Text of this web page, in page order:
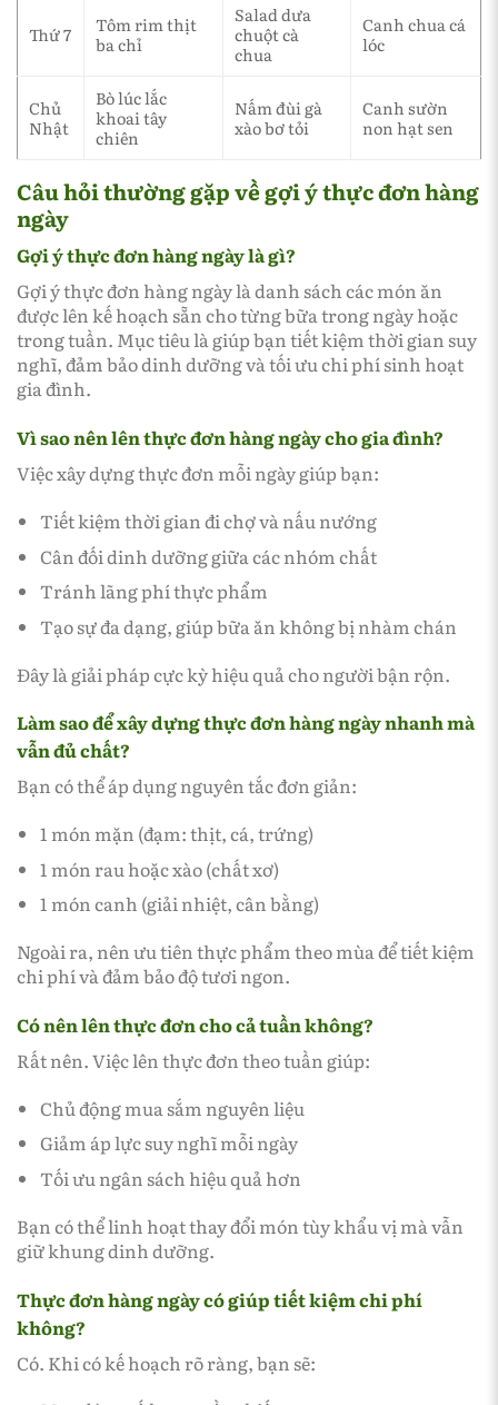
Thứ 7
Tôm rim thịt
ba chỉ
Salad dưa
chuột cà
chua
Canh chua cá
lóc
Chủ
Nhật
Bò lúc lắc
khoai tây
chiên
Nấm đùi gà
xào bơ tỏi
Canh sườn
non hạt sen
Câu hỏi thường gặp về gợi ý thực đơn hàng
ngày
Gợi ý thực đơn hàng ngày là gì?
Gợi ý thực đơn hàng ngày là danh sách các món ăn
được lên kế hoạch sẵn cho từng bữa trong ngày hoặc
trong tuần. Mục tiêu là giúp bạn tiết kiệm thời gian suy
nghĩ, đảm bảo dinh dưỡng và tối ưu chi phí sinh hoạt
gia đình.
Vì sao nên lên thực đơn hàng ngày cho gia đình?
Việc xây dựng thực đơn mỗi ngày giúp bạn:
Tiết kiệm thời gian đi chợ và nấu nướng
Cân đối dinh dưỡng giữa các nhóm chất
Tránh lãng phí thực phẩm
Tạo sự đa dạng, giúp bữa ăn không bị nhàm chán
Đây là giải pháp cực kỳ hiệu quả cho người bận rộn.
Làm sao để xây dựng thực đơn hàng ngày nhanh mà
vẫn đủ chất?
Bạn có thể áp dụng nguyên tắc đơn giản:
1 món mặn (đạm: thịt, cá, trứng)
1 món rau hoặc xào (chất xơ)
1 món canh (giải nhiệt, cân bằng)
Ngoài ra, nên ưu tiên thực phẩm theo mùa để tiết kiệm
chi phí và đảm bảo độ tươi ngon.
Có nên lên thực đơn cho cả tuần không?
Rất nên. Việc lên thực đơn theo tuần giúp:
Chủ động mua sắm nguyên liệu
Giảm áp lực suy nghĩ mỗi ngày
Tối ưu ngân sách hiệu quả hơn
Bạn có thể linh hoạt thay đổi món tùy khẩu vị mà vẫn
giữ khung dinh dưỡng.
Thực đơn hàng ngày có giúp tiết kiệm chi phí
không?
Có. Khi có kế hoạch rõ ràng, bạn sẽ: